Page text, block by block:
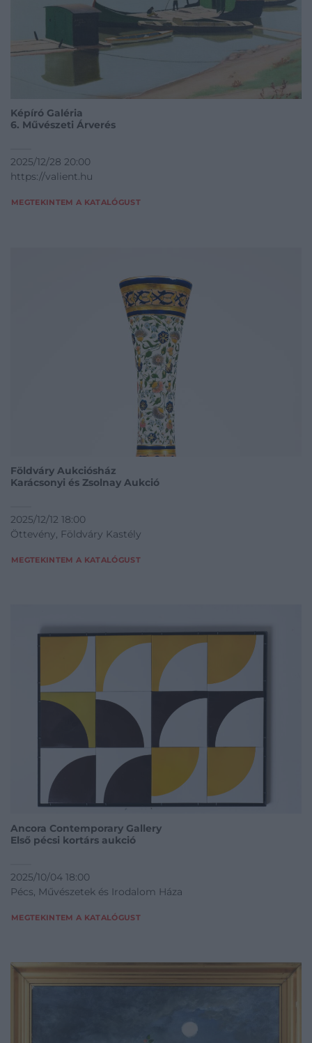
Képíró Galéria
6. Művészeti Árverés
2025/12/28 20:00
https://valient.hu
MEGTEKINTEM A KATALÓGUST
Földváry Aukciósház
Karácsonyi és Zsolnay Aukció
2025/12/12 18:00
Öttevény, Földváry Kastély
MEGTEKINTEM A KATALÓGUST
Ancora Contemporary Gallery
Első pécsi kortárs aukció
2025/10/04 18:00
Pécs, Művészetek és Irodalom Háza
MEGTEKINTEM A KATALÓGUST